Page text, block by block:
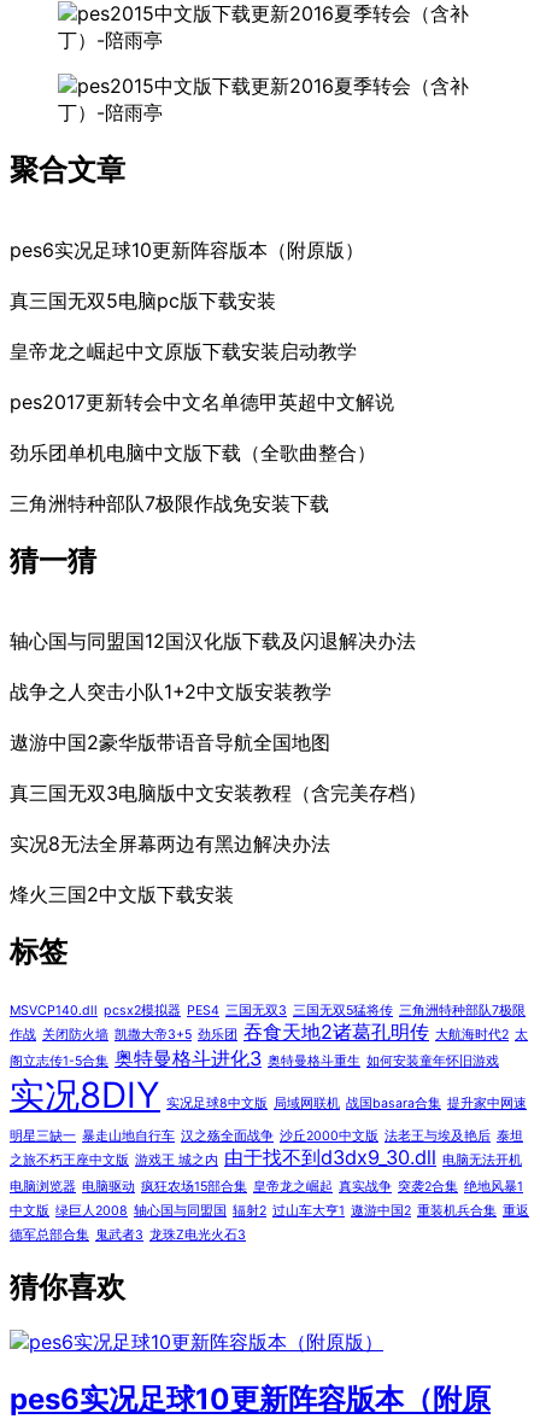
聚合文章
pes6实况足球10更新阵容版本（附原版）
真三国无双5电脑pc版下载安装
皇帝龙之崛起中文原版下载安装启动教学
pes2017更新转会中文名单德甲英超中文解说
劲乐团单机电脑中文版下载（全歌曲整合）
三角洲特种部队7极限作战免安装下载
猜一猜
轴心国与同盟国12国汉化版下载及闪退解决办法
战争之人突击小队1+2中文版安装教学
遨游中国2豪华版带语音导航全国地图
真三国无双3电脑版中文安装教程（含完美存档）
实况8无法全屏幕两边有黑边解决办法
烽火三国2中文版下载安装
标签
MSVCP140.dll pcsx2模拟器 PES4 三国无双3 三国无双5猛将传 三角洲特种部队7极限
作战 关闭防火墙 凯撒大帝3+5 劲乐团 吞食天地2诸葛孔明传 大航海时代2 太
阁立志传1-5合集 奥特曼格斗进化3 奥特曼格斗重生 如何安装童年怀旧游戏
实况8DIY 实况足球8中文版 局域网联机 战国basara合集 提升家中网速
明星三缺一 暴走山地自行车 汉之殇全面战争 沙丘2000中文版 法老王与埃及艳后 泰坦
之旅不朽王座中文版 游戏王 城之内 由于找不到d3dx9_30.dll 电脑无法开机
电脑浏览器 电脑驱动 疯狂农场15部合集 皇帝龙之崛起 真实战争 突袭2合集 绝地风暴1
中文版 绿巨人2008 轴心国与同盟国 辐射2 过山车大亨1 遨游中国2 重装机兵合集 重返
德军总部合集 鬼武者3 龙珠Z电光火石3
猜你喜欢
pes6实况足球10更新阵容版本（附原